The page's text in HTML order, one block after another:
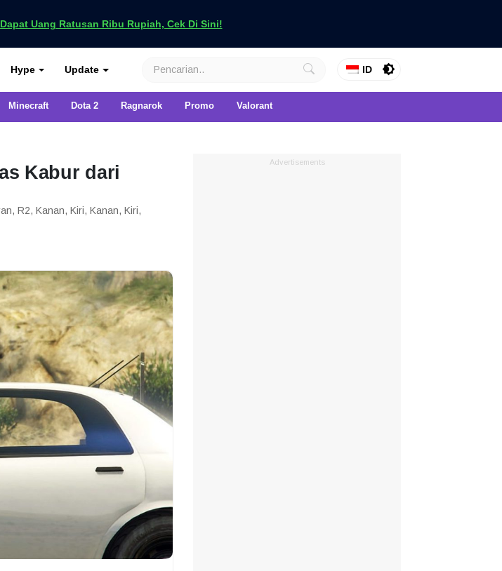
Uang Ratusan Ribu Rupiah, Cek Di Sini!
Hype Update ID
Minecraft Dota 2 Ragnarok Promo Valorant
Kabur dari
R2, Kanan, Kiri, Kanan, Kiri,
Advertisements